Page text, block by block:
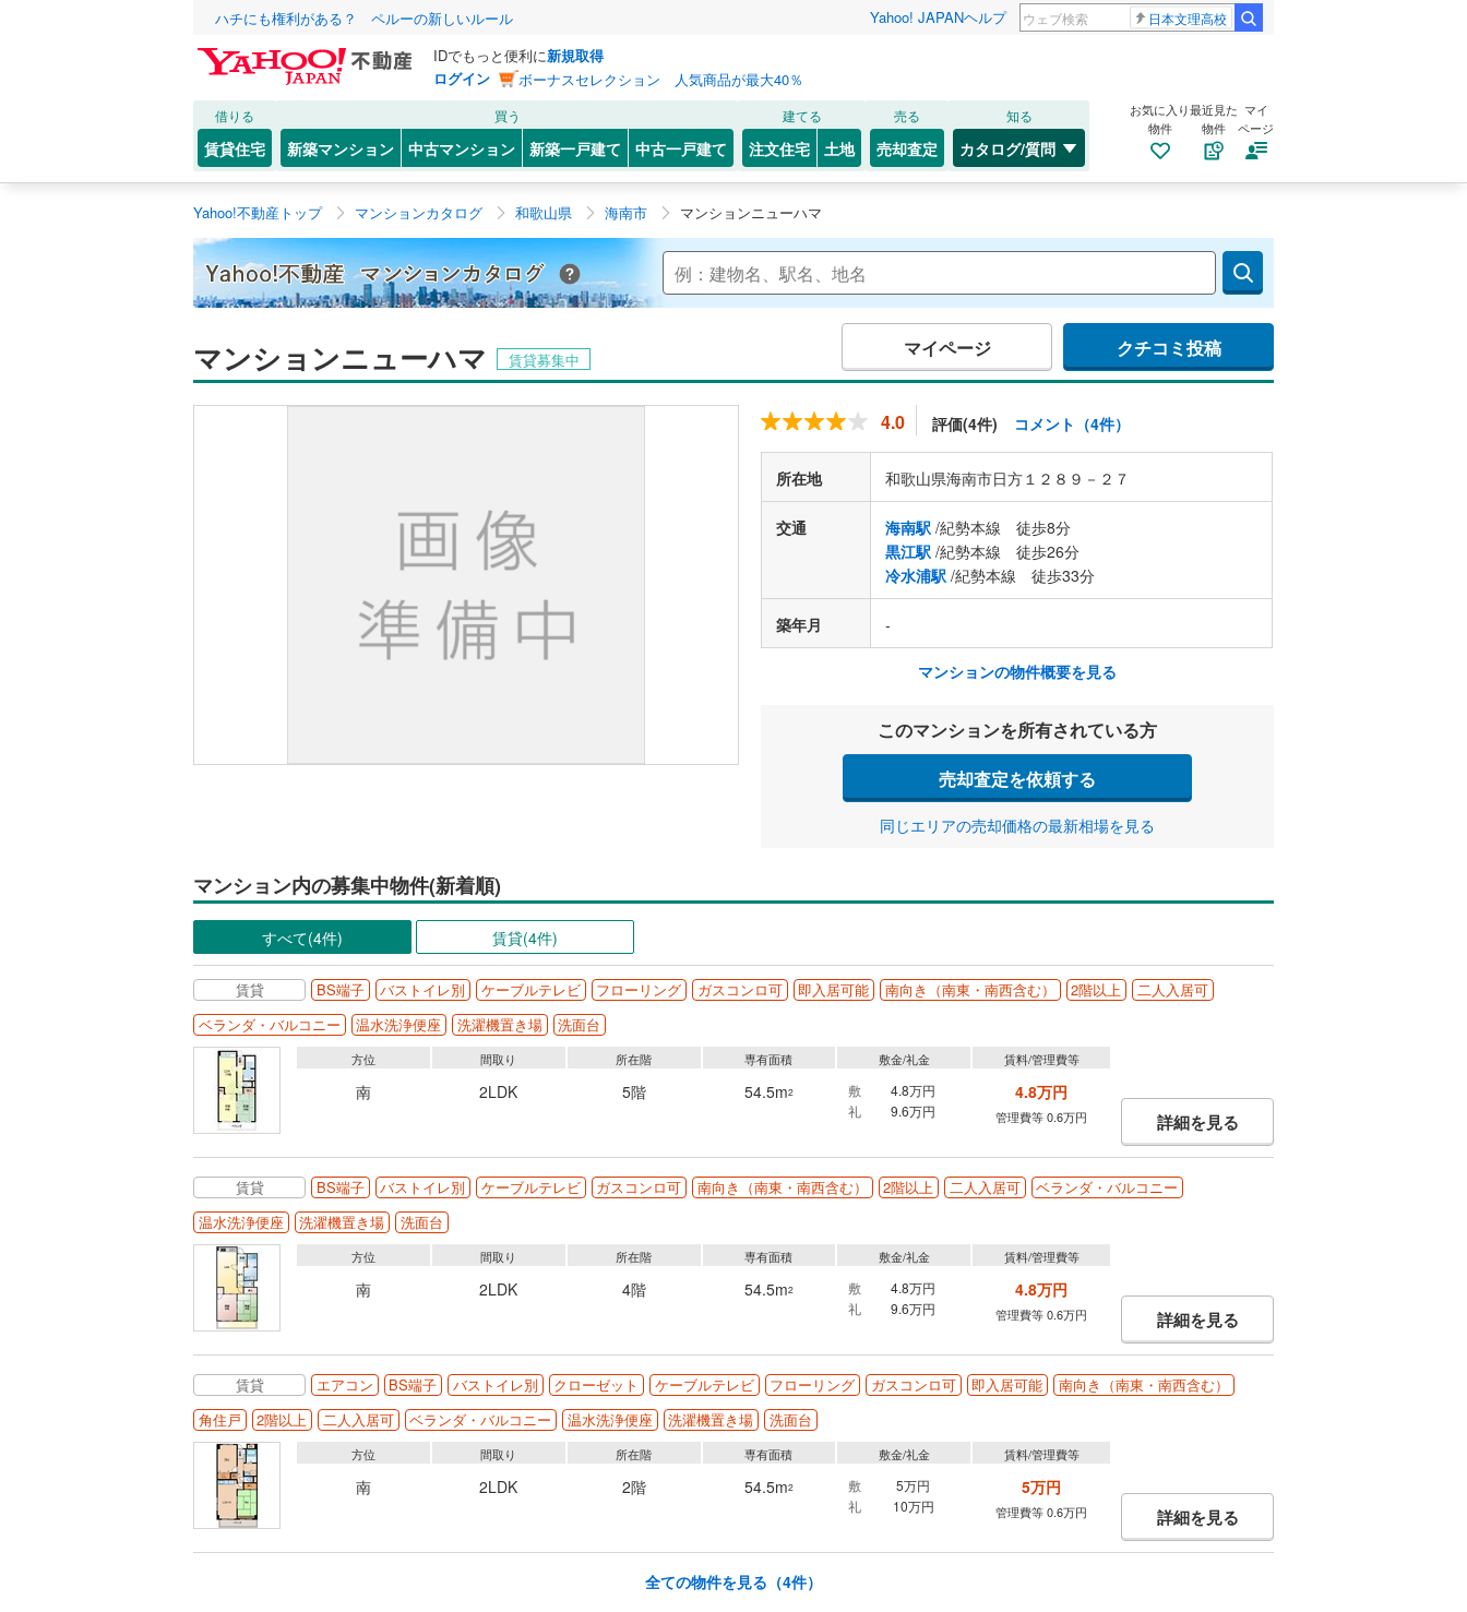
ハチにも権利がある？ ペルーの新しいルール Yahoo! JAPANヘルプ 日本文理高校
IDでもっと便利に新規取得
ログイン
ボーナスセレクション 人気商品が最大40％
借りる
賃貸住宅
買う
新築マンション 中古マンション 新築一戸建て 中古一戸建て
建てる
注文住宅 土地
売る
売却査定
知る
カタログ/質問
お気に入り
物件
最近見た
物件
マイ
ページ
Yahoo!不動産トップ マンションカタログ 和歌山県 海南市 マンションニューハマ
Yahoo!不動産 マンションカタログ
マンションニューハマ 賃貸募集中 マイページ クチコミ投稿
4.0 評価(4件) コメント（4件）
所在地 和歌山県海南市日方１２８９－２７
交通 海南駅 /紀勢本線 徒歩8分
黒江駅 /紀勢本線 徒歩26分
冷水浦駅 /紀勢本線 徒歩33分
築年月 -
マンションの物件概要を見る
このマンションを所有されている方
売却査定を依頼する
同じエリアの売却価格の最新相場を見る
マンション内の募集中物件(新着順)
すべて(4件) 賃貸(4件)
賃貸 BS端子 バストイレ別 ケーブルテレビ フローリング ガスコンロ可 即入居可能 南向き（南東・南西含む） 2階以上
二人入居可
ベランダ・バルコニー
温水洗浄便座 洗濯機置き場 洗面台
賃料/管理費等
4.8万円
管理費等 0.6万円
敷金/礼金
敷
4.8万円
礼
9.6万円
専有面積
54.5m2
所在階
5階
間取り
2LDK
方位
南
詳細を見る
賃貸 BS端子 バストイレ別 ケーブルテレビ ガスコンロ可 南向き（南東・南西含む） 2階以上 二人入居可
ベランダ・バルコニー
温水洗浄便座
洗濯機置き場 洗面台
賃料/管理費等
4.8万円
管理費等 0.6万円
敷金/礼金
敷
4.8万円
礼
9.6万円
専有面積
54.5m2
所在階
4階
間取り
2LDK
方位
南
詳細を見る
賃貸 エアコン BS端子 バストイレ別 クローゼット ケーブルテレビ フローリング ガスコンロ可 即入居可能
南向き（南東・南西含む）
角住戸
2階以上 二人入居可 ベランダ・バルコニー 温水洗浄便座 洗濯機置き場 洗面台
賃料/管理費等
5万円
管理費等 0.6万円
敷金/礼金
敷
5万円
礼
10万円
専有面積
54.5m2
所在階
2階
間取り
2LDK
方位
南
詳細を見る
全ての物件を見る （4件）